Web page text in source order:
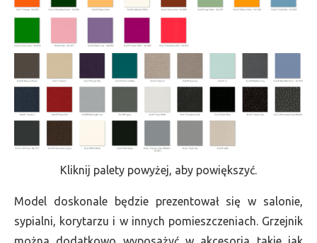
Kliknij palety powyżej, aby powiększyć.
Model doskonale będzie prezentował się w salonie,
sypialni, korytarzu i w innych pomieszczeniach. Grzejnik